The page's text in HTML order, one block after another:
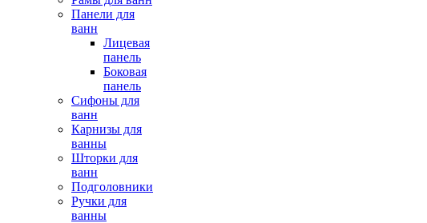
Панели для
ванн
Лицевая
панель
Боковая
панель
Сифоны для
ванн
Карнизы для
ванны
Шторки для
ванн
Подголовники
Ручки для
ванны